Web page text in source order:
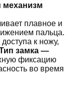
механизм
плавное и
пальца.
к ножу,
замка —
фиксацию
во время